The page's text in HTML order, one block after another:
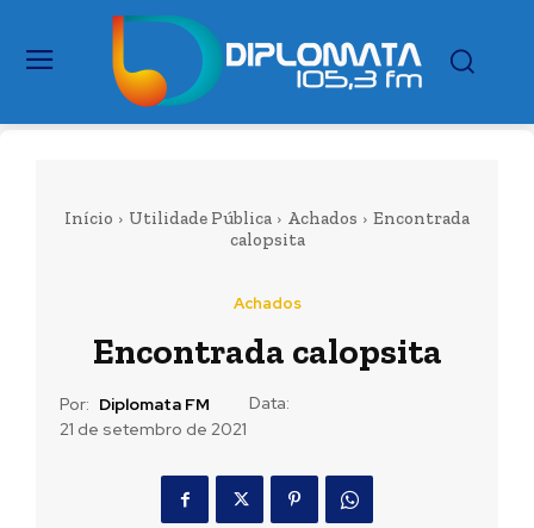
Início Utilidade Pública Achados
Encontrada
calopsita
Achados
Encontrada calopsita
Por: Diplomata FM
Data:
21 de setembro de 2021